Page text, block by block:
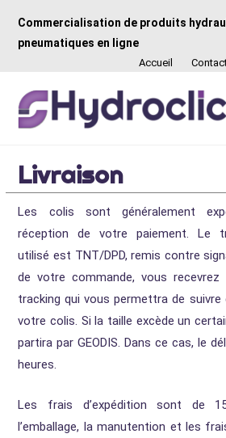
Commercialisation de produits
pneumatiques en ligne
Accueil
Livraison
Les colis sont généralement
réception de votre paiement. Le
utilisé est TNT/DPD, remis contre
de votre commande, vous
tracking qui vous permettra de suivre
votre colis. Si la taille excède un
partira par GEODIS. Dans ce cas, le
heures.
Les frais d’expédition sont de
l’emballage, la manutention et les